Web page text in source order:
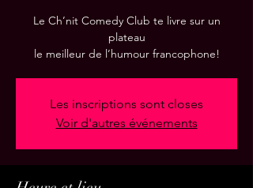
Le Ch’nit Comedy Club te livre sur un
plateau
le meilleur de l’humour francophone!
Les inscriptions sont closes
Voir d'autres événements